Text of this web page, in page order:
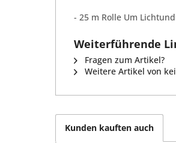
- 25 m Rolle Um
Weiterführende
Fragen zum Artikel?
Weitere Artikel von
Kunden kauften auch